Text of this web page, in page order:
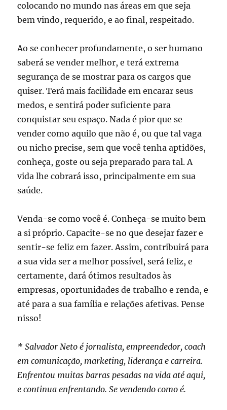
colocando no mundo nas áreas em que seja
bem vindo, requerido, e ao final, respeitado.
Ao se conhecer profundamente, o ser humano
saberá se vender melhor, e terá extrema
segurança de se mostrar para os cargos que
quiser. Terá mais facilidade em encarar seus
medos, e sentirá poder suficiente para
conquistar seu espaço. Nada é pior que se
vender como aquilo que não é, ou que tal vaga
ou nicho precise, sem que você tenha aptidões,
conheça, goste ou seja preparado para tal. A
vida lhe cobrará isso, principalmente em sua
saúde.
Venda-se como você é. Conheça-se muito bem
a si próprio. Capacite-se no que desejar fazer e
sentir-se feliz em fazer. Assim, contribuirá para
a sua vida ser a melhor possível, será feliz, e
certamente, dará ótimos resultados às
empresas, oportunidades de trabalho e renda, e
até para a sua família e relações afetivas. Pense
nisso!
* Salvador Neto é jornalista, empreendedor, coach
em comunicação, marketing, liderança e carreira.
Enfrentou muitas barras pesadas na vida até aqui,
e continua enfrentando. Se vendendo como é.